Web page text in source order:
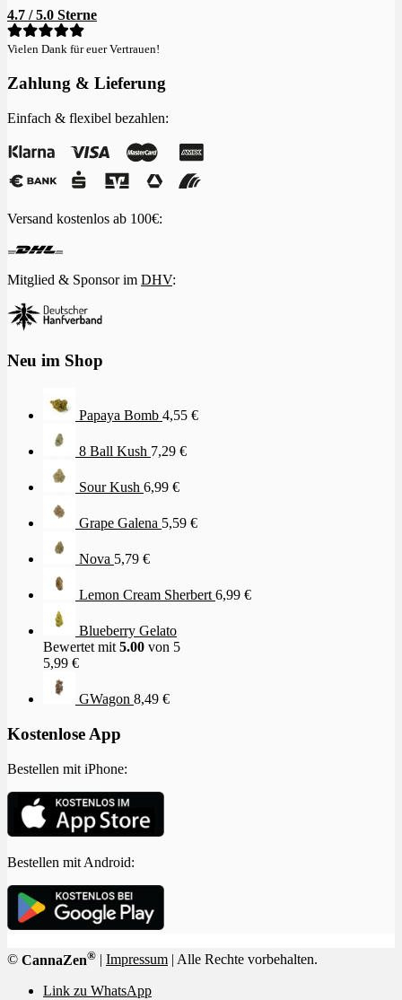
4.7 / 5.0 Sterne
Vielen Dank für euer Vertrauen!
Zahlung & Lieferung
Einfach & flexibel bezahlen:
Versand kostenlos ab 100€:
Mitglied & Sponsor im DHV:
Neu im Shop
Papaya Bomb 4,55 €
8 Ball Kush 7,29 €
Sour Kush 6,99 €
Grape Galena 5,59 €
Nova 5,79 €
Lemon Cream Sherbert 6,99 €
Blueberry Gelato
Bewertet mit 5.00 von 5
5,99 €
GWagon 8,49 €
Kostenlose App
Bestellen mit iPhone:
Bestellen mit Android:
© CannaZen® Impressum | Alle Rechte vorbehalten.
Link zu WhatsApp